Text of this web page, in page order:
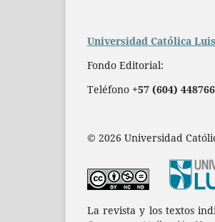
Universidad Católica
Fondo Editorial:
Teléfono +57 (604)
© 2026 Universidad
La revista y los textos